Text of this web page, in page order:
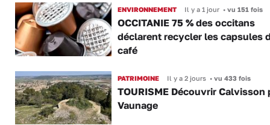
ENVIRONNEMENT Il y a 1 jour •vu 151 fois
OCCITANIE 75 % des occitans
déclarent recycler les capsules
café
PATRIMOINE Il y a 2 jours •vu 433 fois
TOURISME Découvrir Calvisson
Vaunage